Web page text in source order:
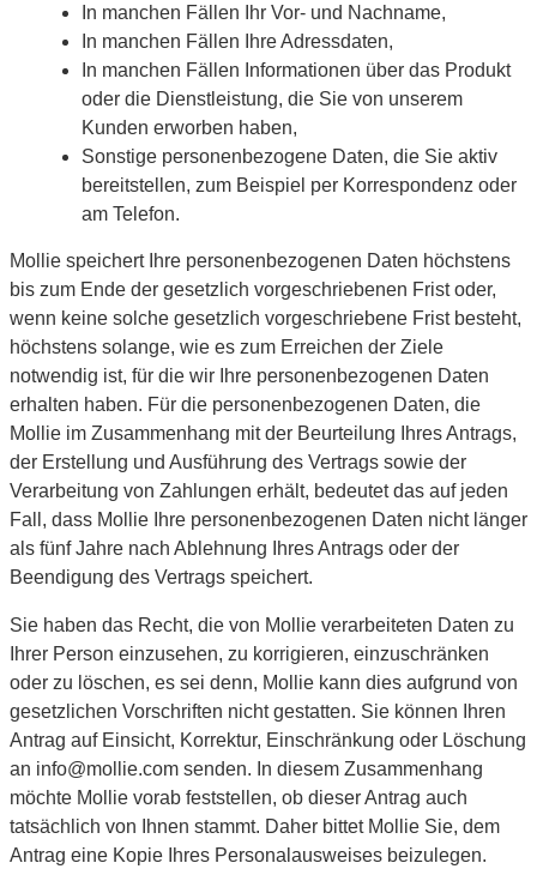
In manchen Fällen Ihr Vor- und Nachname,
In manchen Fällen Ihre Adressdaten,
In manchen Fällen Informationen über das Produkt
oder die Dienstleistung, die Sie von unserem
Kunden erworben haben,
Sonstige personenbezogene Daten, die Sie aktiv
bereitstellen, zum Beispiel per Korrespondenz oder
am Telefon.
Mollie speichert Ihre personenbezogenen Daten höchstens
bis zum Ende der gesetzlich vorgeschriebenen Frist oder,
wenn keine solche gesetzlich vorgeschriebene Frist besteht,
höchstens solange, wie es zum Erreichen der Ziele
notwendig ist, für die wir Ihre personenbezogenen Daten
erhalten haben. Für die personenbezogenen Daten, die
Mollie im Zusammenhang mit der Beurteilung Ihres Antrags,
der Erstellung und Ausführung des Vertrags sowie der
Verarbeitung von Zahlungen erhält, bedeutet das auf jeden
Fall, dass Mollie Ihre personenbezogenen Daten nicht länger
als fünf Jahre nach Ablehnung Ihres Antrags oder der
Beendigung des Vertrags speichert.
Sie haben das Recht, die von Mollie verarbeiteten Daten zu
Ihrer Person einzusehen, zu korrigieren, einzuschränken
oder zu löschen, es sei denn, Mollie kann dies aufgrund von
gesetzlichen Vorschriften nicht gestatten. Sie können Ihren
Antrag auf Einsicht, Korrektur, Einschränkung oder Löschung
an info@mollie.com senden. In diesem Zusammenhang
möchte Mollie vorab feststellen, ob dieser Antrag auch
tatsächlich von Ihnen stammt. Daher bittet Mollie Sie, dem
Antrag eine Kopie Ihres Personalausweises beizulegen.